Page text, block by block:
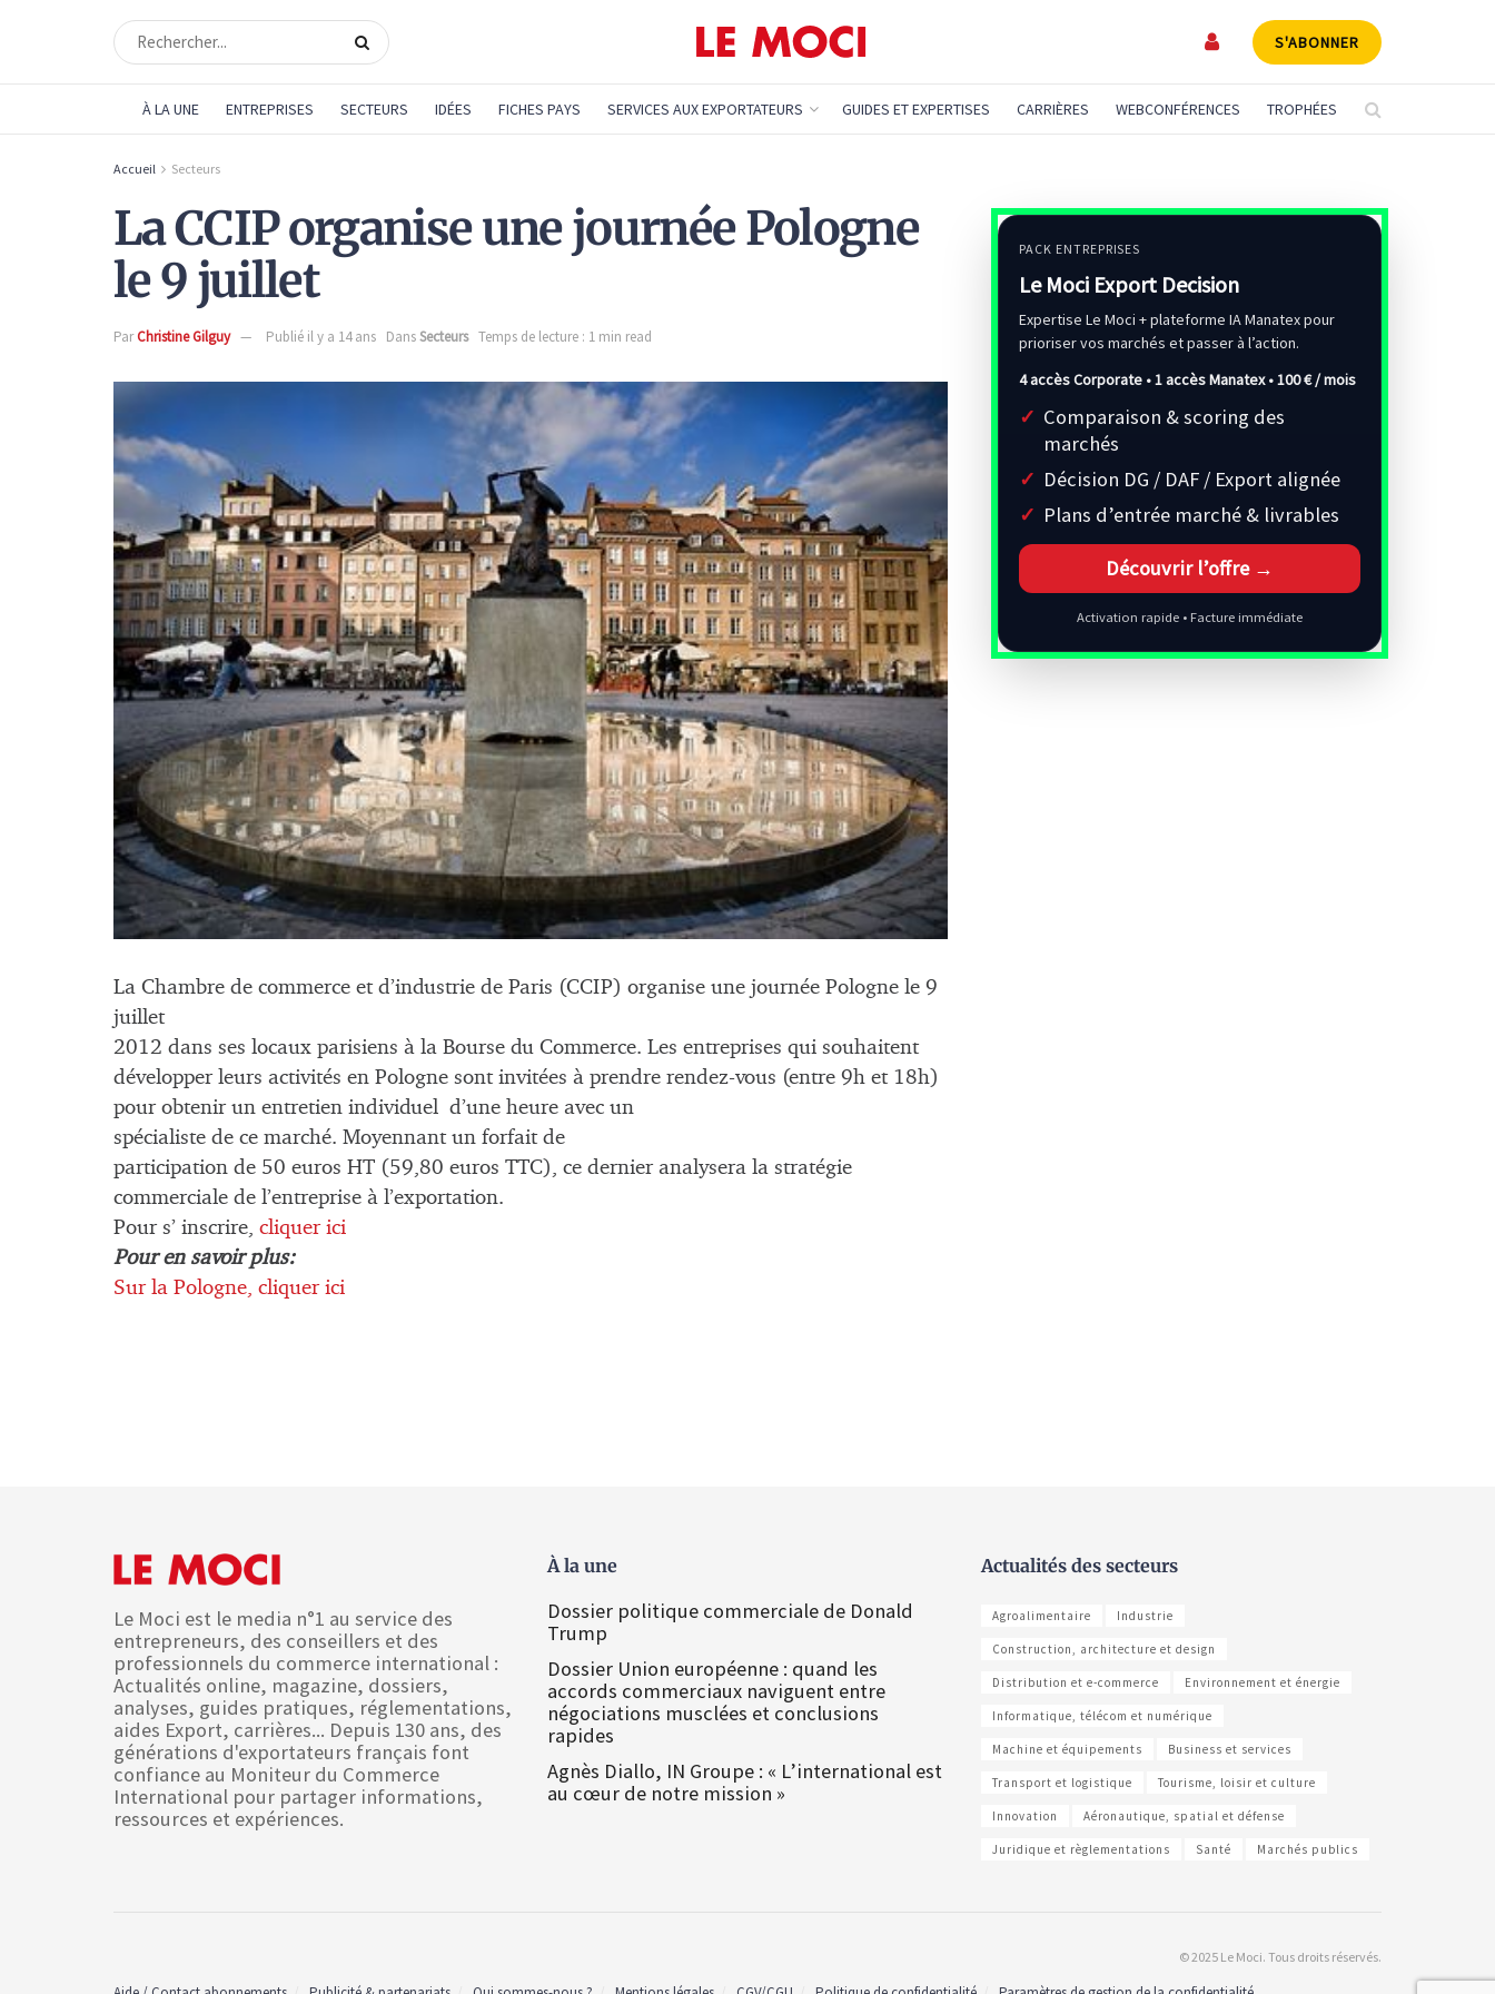
S'ABONNER
À LA UNE ENTREPRISES SECTEURS IDÉES FICHES PAYS SERVICES AUX EXPORTATEURS GUIDES ET EXPERTISES CARRIÈRES WEBCONFÉRENCES TROPHÉES
Accueil Secteurs
La CCIP organise une journée Pologne
le 9 juillet
ParChristine Gilguy Publié il y a 14 ans DansSecteurs Temps de lecture : 1 min read
La Chambre de commerce et d’industrie de Paris (CCIP) organise une journée Pologne le 9
juillet
2012 dans ses locaux parisiens à la Bourse du Commerce. Les entreprises qui souhaitent
développer leurs activités en Pologne sont invitées à prendre rendez-vous (entre 9h et 18h)
pour obtenir un entretien individuel d’une heure avec un
spécialiste de ce marché. Moyennant un forfait de
participation de 50 euros HT (59,80 euros TTC), ce dernier analysera la stratégie
commerciale de l’entreprise à l’exportation.
Pour s’ inscrire, cliquer ici
Pour en savoir plus:
Sur la Pologne, cliquer ici
PACK ENTREPRISES
Le Moci Export Decision
Expertise Le Moci + plateforme IA Manatex pour
prioriser vos marchés et passer à l’action.
4 accès Corporate • 1 accès Manatex •100 € / mois
Comparaison & scoring des
marchés
Décision DG / DAF / Export alignée
Plans d’entrée marché & livrables
Découvrir l’offre →
Activation rapide • Facture immédiate
Le Moci est le media n°1 au service des
entrepreneurs, des conseillers et des
professionnels du commerce international :
Actualités online, magazine, dossiers,
analyses, guides pratiques, réglementations,
aides Export, carrières... Depuis 130 ans, des
générations d'exportateurs français font
confiance au Moniteur du Commerce
International pour partager informations,
ressources et expériences.
À la une
Dossier politique commerciale de Donald
Trump
Dossier Union européenne : quand les
accords commerciaux naviguent entre
négociations musclées et conclusions
rapides
Agnès Diallo, IN Groupe : « L’international est
au cœur de notre mission »
Actualités des secteurs
Agroalimentaire Industrie
Construction, architecture et design
Distribution et e-commerce Environnement et énergie
Informatique, télécom et numérique
Machine et équipements Business et services
Transport et logistique Tourisme, loisir et culture
Innovation Aéronautique, spatial et défense
Juridique et règlementations Santé Marchés publics
© 2025 Le Moci. Tous droits réservés.